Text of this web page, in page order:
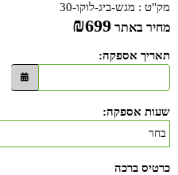
מק"ט : מגש-ביג-לוקו-30
מחיר באתר ₪699
תאריך אספקה:
שעות אספקה:
כרטיס ברכה